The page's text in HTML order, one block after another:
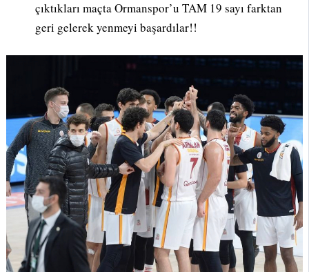
çıktıkları maçta Ormanspor’u TAM 19 sayı farktan
geri gelerek yenmeyi başardılar!!